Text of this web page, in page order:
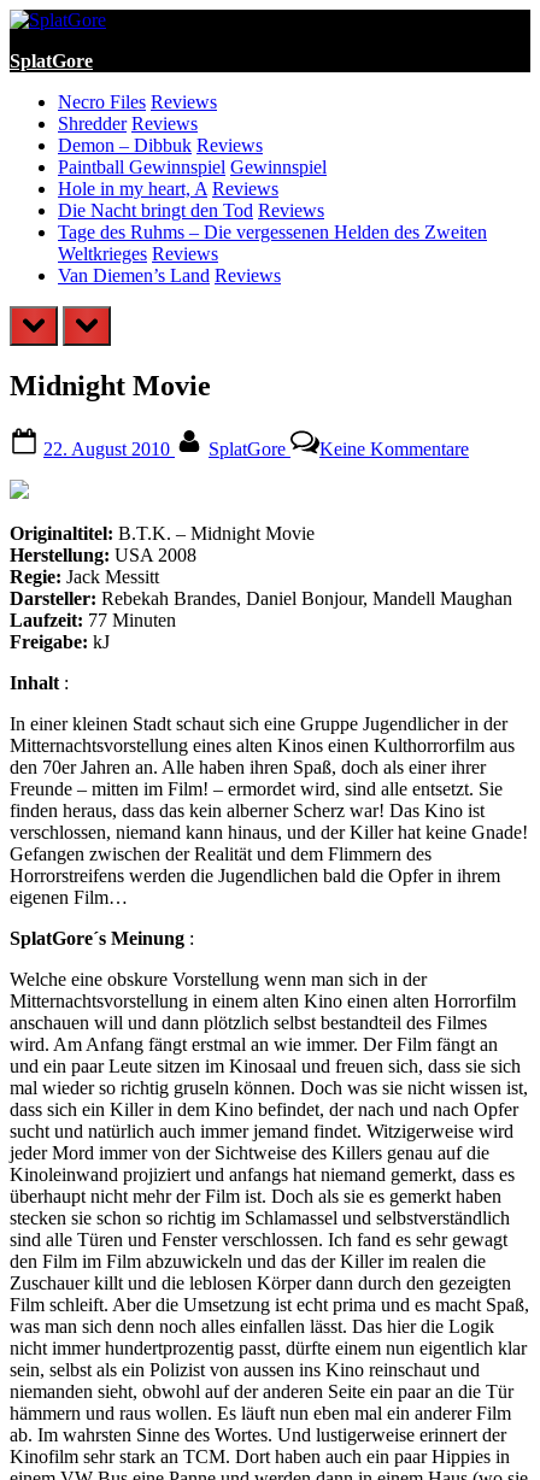
Skip
content
SplatGore
Necro Files Reviews
Shredder Reviews
Demon – Dibbuk Reviews
Paintball Gewinnspiel Gewinnspiel
Hole in my heart, A Reviews
Die Nacht bringt den Tod Reviews
Tage des Ruhms – Die vergessenen Helden des Zweiten
Weltkrieges Reviews
Van Diemen’s Land Reviews
prev next
Midnight Movie
on
22. August 2010 SplatGore Keine KommentareMidnight
Originaltitel: B.T.K. – Midnight Movie
Herstellung: USA 2008
Regie: Jack Messitt
Darsteller: Rebekah Brandes, Daniel Bonjour, Mandell Maughan
Laufzeit: 77 Minuten
Freigabe: kJ
Inhalt :
In einer kleinen Stadt schaut sich eine Gruppe Jugendlicher in der
Mitternachtsvorstellung eines alten Kinos einen Kulthorrorfilm aus
den 70er Jahren an. Alle haben ihren Spaß, doch als einer ihrer
Freunde – mitten im Film! – ermordet wird, sind alle entsetzt. Sie
finden heraus, dass das kein alberner Scherz war! Das Kino ist
verschlossen, niemand kann hinaus, und der Killer hat keine Gnade!
Gefangen zwischen der Realität und dem Flimmern des
Horrorstreifens werden die Jugendlichen bald die Opfer in ihrem
eigenen Film…
SplatGore´s Meinung :
Welche eine obskure Vorstellung wenn man sich in der
Mitternachtsvorstellung in einem alten Kino einen alten Horrorfilm
anschauen will und dann plötzlich selbst bestandteil des Filmes
wird. Am Anfang fängt erstmal an wie immer. Der Film fängt an
und ein paar Leute sitzen im Kinosaal und freuen sich, dass sie sich
mal wieder so richtig gruseln können. Doch was sie nicht wissen ist,
dass sich ein Killer in dem Kino befindet, der nach und nach Opfer
sucht und natürlich auch immer jemand findet. Witzigerweise wird
jeder Mord immer von der Sichtweise des Killers genau auf die
Kinoleinwand projiziert und anfangs hat niemand gemerkt, dass es
überhaupt nicht mehr der Film ist. Doch als sie es gemerkt haben
stecken sie schon so richtig im Schlamassel und selbstverständlich
sind alle Türen und Fenster verschlossen. Ich fand es sehr gewagt
den Film im Film abzuwickeln und das der Killer im realen die
Zuschauer killt und die leblosen Körper dann durch den gezeigten
Film schleift. Aber die Umsetzung ist echt prima und es macht Spaß,
was man sich denn noch alles einfallen lässt. Das hier die Logik
nicht immer hundertprozentig passt, dürfte einem nun eigentlich klar
sein, selbst als ein Polizist von aussen ins Kino reinschaut und
niemanden sieht, obwohl auf der anderen Seite ein paar an die Tür
hämmern und raus wollen. Es läuft nun eben mal ein anderer Film
ab. Im wahrsten Sinne des Wortes. Und lustigerweise erinnert der
Kinofilm sehr stark an TCM. Dort haben auch ein paar Hippies in